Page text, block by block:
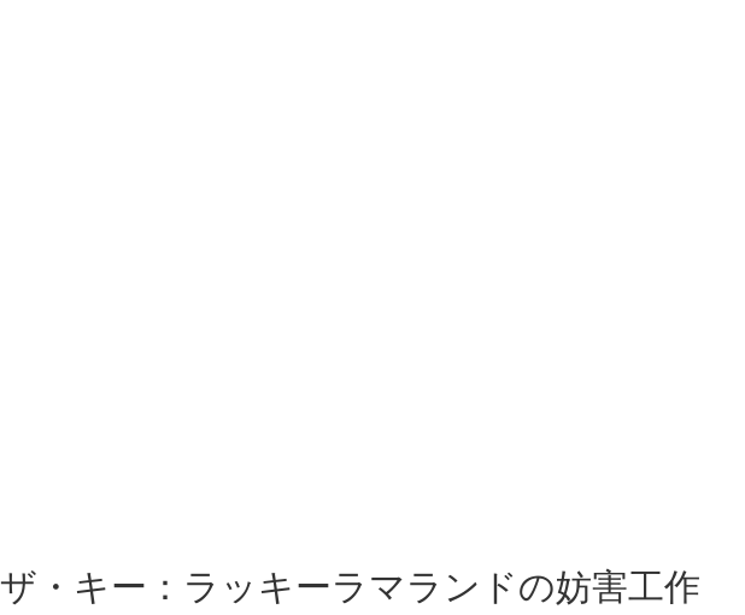
ザ・キー：ラッキーラマランドの妨害工作